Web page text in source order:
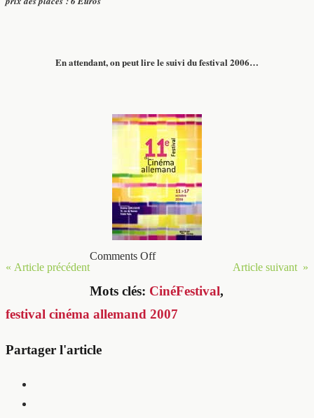
En attendant, on peut lire le suivi du festival 2006…
« Article précédent Article suivant »
Comments Off
Mots clés: CinéFestival,
festival cinéma allemand 2007
Partager l'article